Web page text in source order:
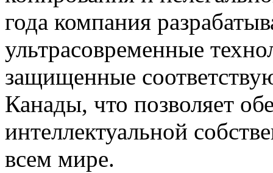
года компания
ультрасовременные
защищенные
Канады, что позволяет
интеллектуальной
всем мире.